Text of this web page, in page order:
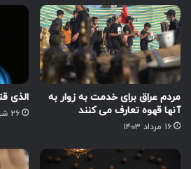
مردم عراق برای خدمت به زوار به
آنها قهوه تعارف می کنند
۱۶ مرداد ۱۴۰۳
الذی
۲۶ شهریور ۱۴۰۱